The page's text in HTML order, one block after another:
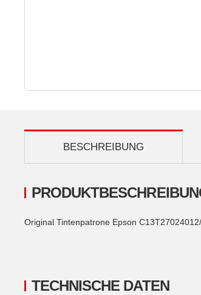
BESCHREIBUNG
TECHNISCHE DATEN
Original Tintenpatrone Epson